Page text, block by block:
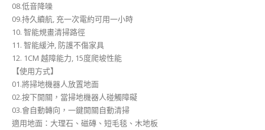
08.低音降噪
09.持久續航, 充一次電約可用一小時
10. 智能規畫清掃路徑
11. 智能緩沖, 防護不傷家具
12. 1CM 越障能力, 15度爬坡性能
【使用方式】
01.將掃地機器人放置地面
02.按下開關，當掃地機器人碰觸障礙
03.會自動轉向，一鍵開關自動清掃
適用地面：大理石、磁磚、短毛毯、木地板